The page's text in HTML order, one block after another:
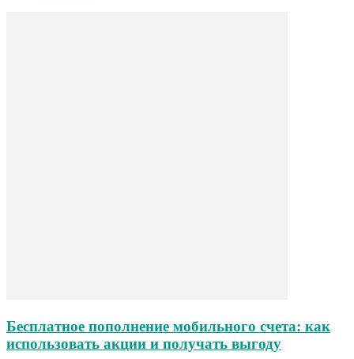
Бесплатное пополнение мобильного счета: как
использовать акции и получать выгоду